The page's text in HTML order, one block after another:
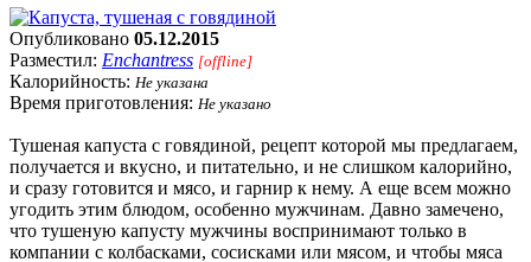
Опубликовано 05.12.2015
Разместил: Enchantress [offline]
Калорийность: Не указана
Время приготовления: Не указано
Тушеная капуста с говядиной, рецепт которой мы предлагаем,
получается и вкусно, и питательно, и не слишком калорийно,
и сразу готовится и мясо, и гарнир к нему. А еще всем можно
угодить этим блюдом, особенно мужчинам. Давно замечено,
что тушеную капусту мужчины воспринимают только в
компании с колбасками, сосисками или мясом, и чтобы мяса